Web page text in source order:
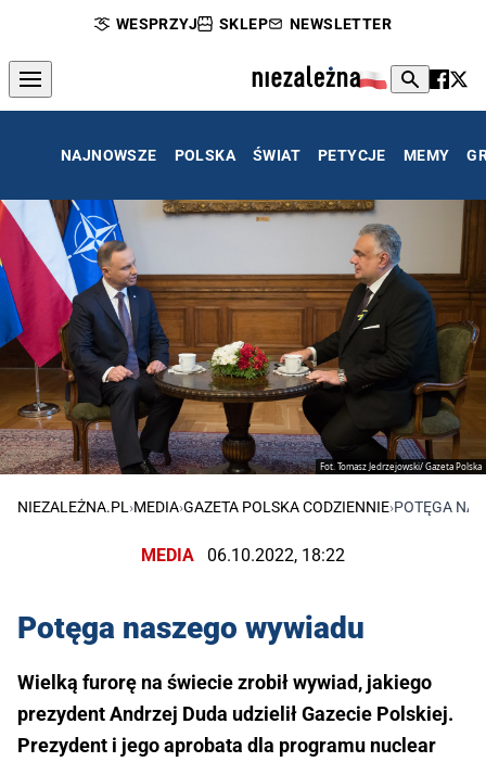
WESPRZYJ SKLEP NEWSLETTER
NAJNOWSZE POLSKA ŚWIAT PETYCJE MEMY
Fot. Tomasz Jedrzejowski/ Gazeta Polska
NIEZALEŻNA.PL ›MEDIA›GAZETA POLSKA CODZIENNIE›POTĘGA
MEDIA 06.10.2022, 18:22
Potęga naszego wywiadu
Wielką furorę na świecie zrobił wywiad, jakiego
prezydent Andrzej Duda udzielił Gazecie Polskiej.
Prezydent i jego aprobata dla programu nuclear